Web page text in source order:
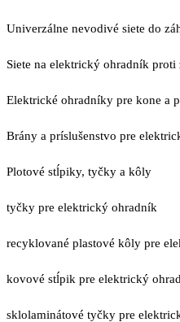
Univerzálne nevodivé siete do
Siete na elektrický ohradník proti
Elektrické ohradníky pre kone a
Brány a príslušenstvo pre
Plotové stĺpiky, tyčky a kôly
tyčky pre elektrický ohradník
recyklované plastové kôly pre
kovové stĺpik pre elektrický
sklolaminátové tyčky pre